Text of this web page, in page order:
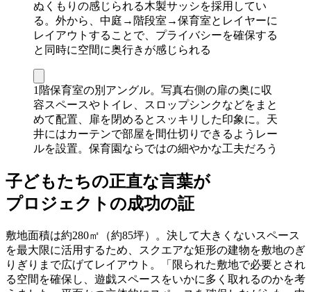
ぬくもりの感じられる木製サッシを採用してい
る。外から、中庭→階段室→保育室とレイヤーに
レイアウトすることで、プライバシーを確保する
と同時に空間に奥行きが感じられる
1階保育室の別アングル。写真右側の扉の奥に収
容スペースやトイレ、スロップシンクなどをまと
めて配置、扉を閉めるとスッキリした印象に。天
井にはカーテンで部屋を間仕切りできるようレー
ルを設置。保育園ならではの細やかな工夫だろう
子どもたちの正直な言葉が
プロジェクトの成功の証
敷地面積は約280㎡（約85坪）。決して大きくないスペース
を最大限に活用するため、スクエアな矩形の建物を敷地のぎ
りぎりまで広げてレイアウト。「限られた敷地で必要とされ
る空間を確保し、遊戯スペースをいかに多く取れるのかを考